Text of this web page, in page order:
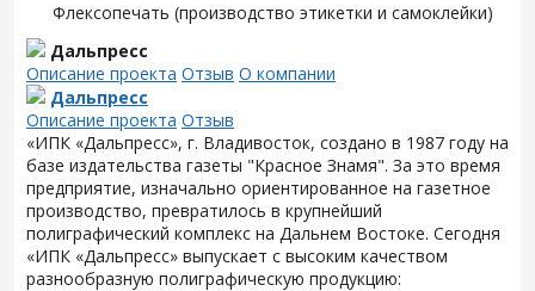
Флексопечать (производство этикетки и самоклейки)
Дальпресс
Описание проекта Отзыв О компании
Дальпресс
Описание проекта Отзыв
«ИПК «Дальпресс», г. Владивосток, создано в 1987 году на
базе издательства газеты "Красное Знамя". За это время
предприятие, изначально ориентированное на газетное
производство, превратилось в крупнейший
полиграфический комплекс на Дальнем Востоке. Сегодня
«ИПК «Дальпресс» выпускает с высоким качеством
разнообразную полиграфическую продукцию: